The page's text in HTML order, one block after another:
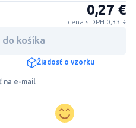
0,27 €
cena s DPH 0,33 €
košíka
Žiadosť o vzorku
na e-mail